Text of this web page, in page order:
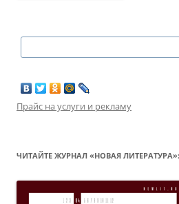
Прайс на услуги и рекламу
ЧИТАЙТЕ ЖУРНАЛ «НОВАЯ ЛИТЕРАТУРА»: